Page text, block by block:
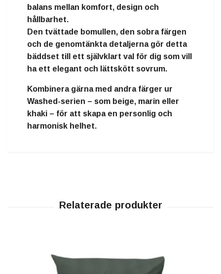
balans mellan komfort, design och
hållbarhet.
Den tvättade bomullen, den sobra färgen
och de genomtänkta detaljerna gör detta
bäddset till ett självklart val för dig som vill
ha ett elegant och lättskött sovrum.
Kombinera gärna med andra färger ur
Washed-serien – som beige, marin eller
khaki – för att skapa en personlig och
harmonisk helhet.